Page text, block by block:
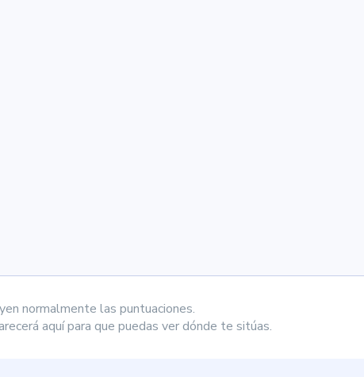
normalmente las puntuaciones.
aquí para que puedas ver dónde te sitúas.